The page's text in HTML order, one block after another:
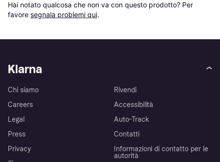
Hai notato qualcosa che non va con questo prodotto? Per
favore segnala problemi qui.
Klarna
Chi siamo
Careers
Legal
Press
Privacy
Rivendi
Accessibilità
Auto-Track
Contatti
Informazioni di contatto per le
autorità